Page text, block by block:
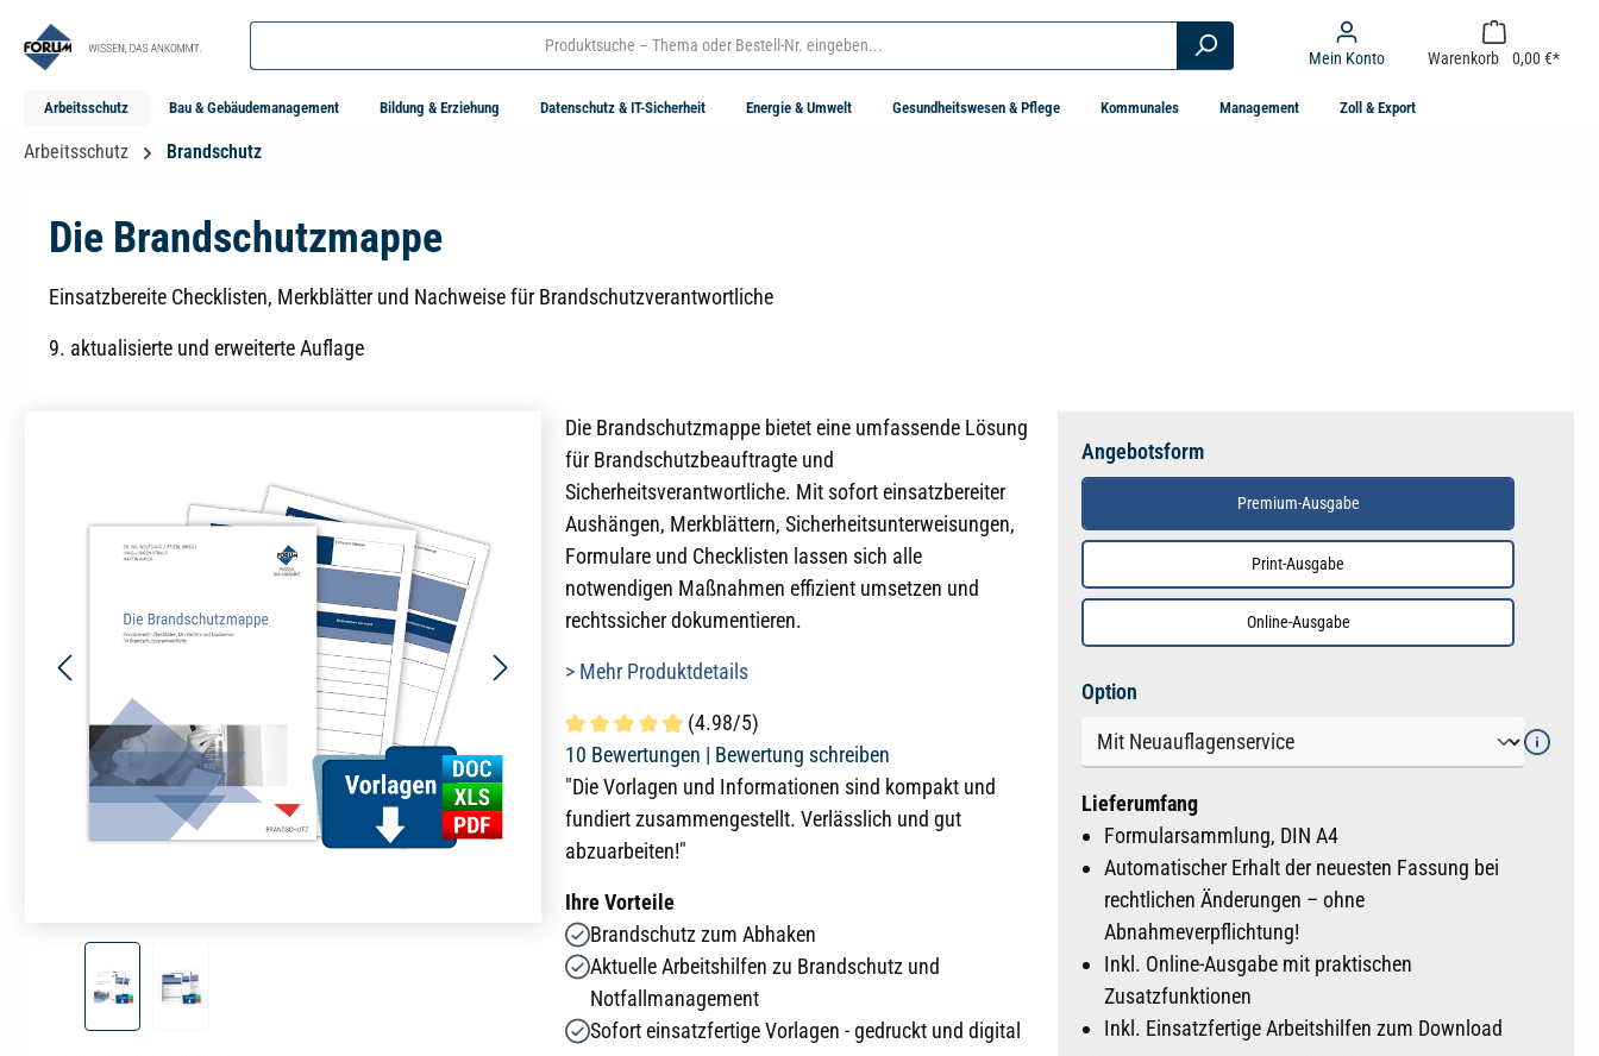
Zur Hauptnavigation springen
Mein Konto Warenkorb 0,00 €*
Arbeitsschutz Bau & Gebäudemanagement Bildung & Erziehung Datenschutz & IT-Sicherheit Energie & Umwelt Gesundheitswesen & Pflege Kommunales Management Zoll & Export
Arbeitsschutz Brandschutz
Die Brandschutzmappe
Einsatzbereite Checklisten, Merkblätter und Nachweise für Brandschutzverantwortliche
9. aktualisierte und erweiterte Auflage
Die Brandschutzmappe bietet eine umfassende Lösung
für Brandschutzbeauftragte und
Sicherheitsverantwortliche. Mit sofort einsatzbereiter
Aushängen, Merkblättern, Sicherheitsunterweisungen,
Formulare und Checklisten lassen sich alle
notwendigen Maßnahmen effizient umsetzen und
rechtssicher dokumentieren.
> Mehr Produktdetails
Durchschnittliche Bewertung von 4.9 von 5 Sternen
(4.98/5)
10 Bewertungen | Bewertung schreiben
"Die Vorlagen und Informationen sind kompakt und
fundiert zusammengestellt. Verlässlich und gut
abzuarbeiten!"
Ihre Vorteile
Brandschutz zum Abhaken
Aktuelle Arbeitshilfen zu Brandschutz und
Notfallmanagement
Sofort einsatzfertige Vorlagen - gedruckt und digital
Angebotsform
Premium-Ausgabe
Print-Ausgabe
Online-Ausgabe
Option
Lieferumfang
Formularsammlung, DIN A4
Automatischer Erhalt der neuesten Fassung bei
rechtlichen Änderungen – ohne
Abnahmeverpflichtung!
Inkl. Online-Ausgabe mit praktischen
Zusatzfunktionen
Inkl. Einsatzfertige Arbeitshilfen zum Download